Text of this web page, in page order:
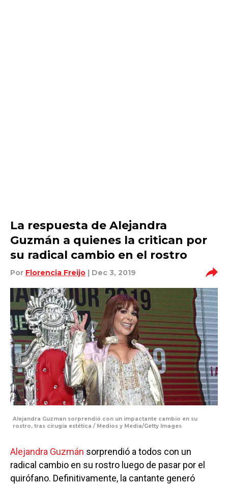
La respuesta de Alejandra
Guzmán a quienes la critican por
su radical cambio en el rostro
Por Florencia Freijo | Dec 3, 2019
Alejandra Guzman sorprendió con un impactante cambio en su
rostro, tras cirugía estética / Medios y Media/Getty Images
Alejandra Guzmán sorprendió a todos con un
radical cambio en su rostro luego de pasar por el
quirófano. Definitivamente, la cantante generó